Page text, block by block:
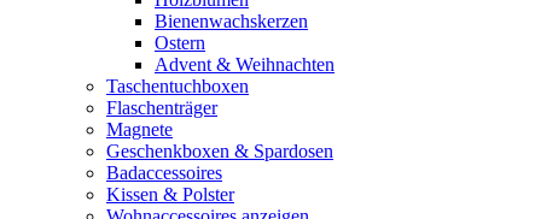
Bienenwachskerzen
Ostern
Advent & Weihnachten
Taschentuchboxen
Flaschenträger
Magnete
Geschenkboxen & Spardosen
Badaccessoires
Kissen & Polster